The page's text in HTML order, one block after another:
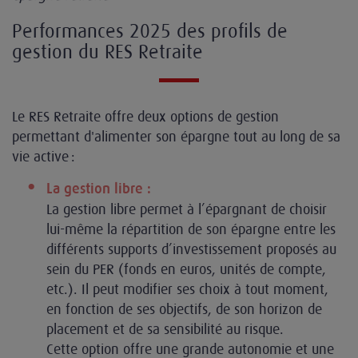
Performances 2025 des profils de
gestion du RES Retraite
Le RES Retraite offre deux options de gestion
permettant d'alimenter son épargne tout au long de sa
vie active :
La gestion libre :
La gestion libre permet à l’épargnant de choisir
lui-même la répartition de son épargne entre les
différents supports d’investissement proposés au
sein du PER (fonds en euros, unités de compte,
etc.). Il peut modifier ses choix à tout moment,
en fonction de ses objectifs, de son horizon de
placement et de sa sensibilité au risque.
Cette option offre une grande autonomie et une